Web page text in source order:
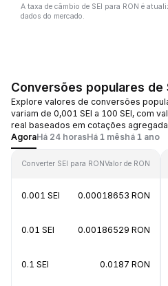
A taxa de câmbio de SEI para RON é
dados do mercado.
Conversões populares de
Explore valores de conversões
variam de 0,001 SEI a 100 SEI, com
real baseados em cotações
AgoraHá 24 horasHá 1 mêshá 1 ano
Converter SEI para RONValor de RON
0.001 SEI 0.00018653 RON
0.01 SEI 0.00186529 RON
0.1 SEI 0.0187 RON